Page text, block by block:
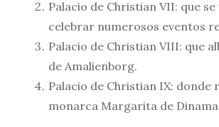
Palacio de Christian VII: que
celebrar numerosos eventos
Palacio de Christian VIII: que
de Amalienborg.
Palacio de Christian IX: donde
monarca Margarita de